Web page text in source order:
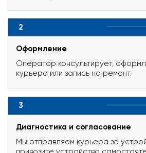
2
Оформление
Оператор консультирует,
курьера или запись на ремонт.
3
Диагностика и согласование
Мы отправляем курьера за